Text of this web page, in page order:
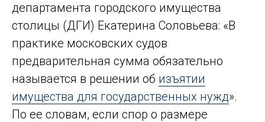
департамента городского имущества
столицы (ДГИ) Екатерина Соловьева: «В
практике московских судов
предварительная сумма обязательно
называется в решении об изъятии
имущества для государственных нужд».
По ее словам, если спор о размере